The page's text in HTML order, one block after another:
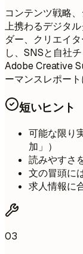
コンテンツ戦略
上携わるデジタ
ダー、クリエイ
し、SNSと自社
Adobe Creative
ーマンスレポート
短いヒント
可能な限り
加」）
読みやすさ
文の冒頭に
求人情報に
03